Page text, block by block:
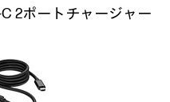
2ポートチャージャー